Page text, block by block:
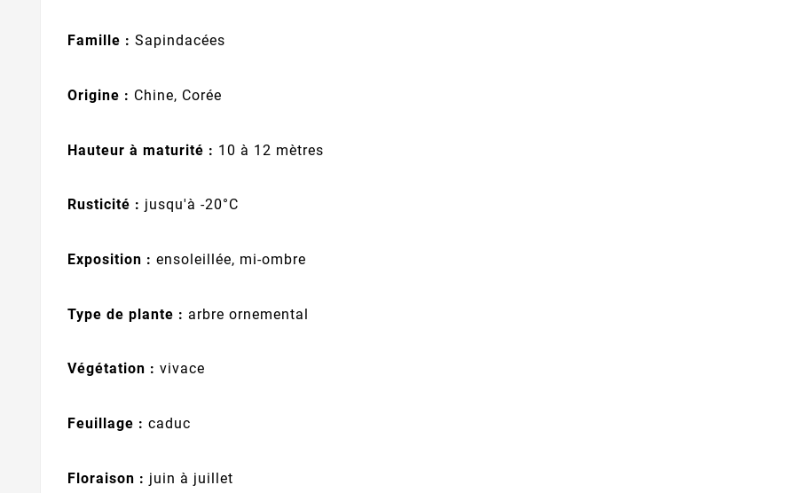
Famille : Sapindacées
Origine : Chine, Corée
Hauteur à maturité : 10 à 12 mètres
Rusticité : jusqu'à -20°C
Exposition : ensoleillée, mi-ombre
Type de plante : arbre ornemental
Végétation : vivace
Feuillage : caduc
Floraison : juin à juillet